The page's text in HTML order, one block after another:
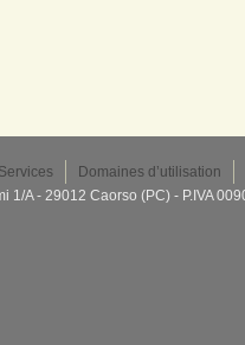
Domaines d’utilisation
1/A - 29012 Caorso (PC) - P.IVA